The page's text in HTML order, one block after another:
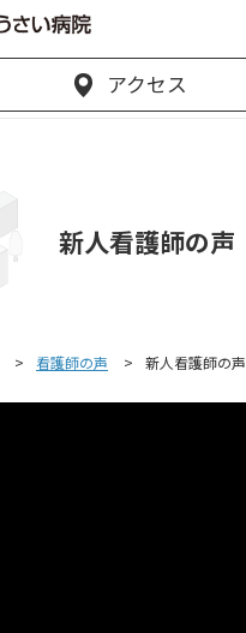
アクセス
新人看護師の声
看護師の声 新人看護師の声